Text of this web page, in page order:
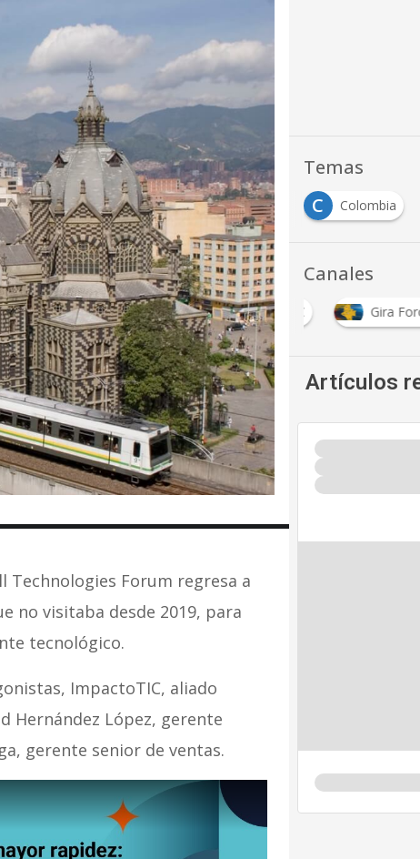
Technologies Forum regresa a
no visitaba desde 2019, para
tecnológico.
ImpactoTIC, aliado
Hernández López, gerente
gerente senior de ventas.
Temas
C
Colombia
Canales
E
Eventos TIC Gira
Artículos